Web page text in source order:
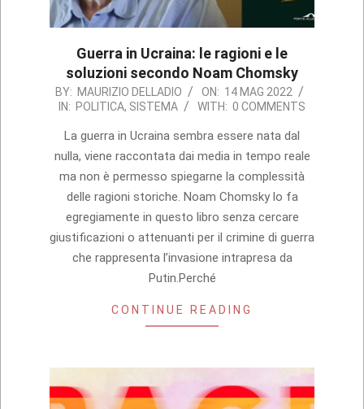
Guerra in Ucraina: le ragioni e le
soluzioni secondo Noam Chomsky
2022-
05-
BY: MAURIZIO DELLADIO ON: 14 MAG 2022
IN: POLITICA, SISTEMA WITH: 0 COMMENTS
La guerra in Ucraina sembra essere nata dal
nulla, viene raccontata dai media in tempo reale
ma non è permesso spiegarne la complessità
delle ragioni storiche. Noam Chomsky lo fa
egregiamente in questo libro senza cercare
giustificazioni o attenuanti per il crimine di guerra
che rappresenta l’invasione intrapresa da
Putin.Perché
CONTINUE READING